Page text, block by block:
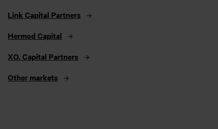
Link Capital Partners
Hermod Capital
XO. Capital Partners
Other markets